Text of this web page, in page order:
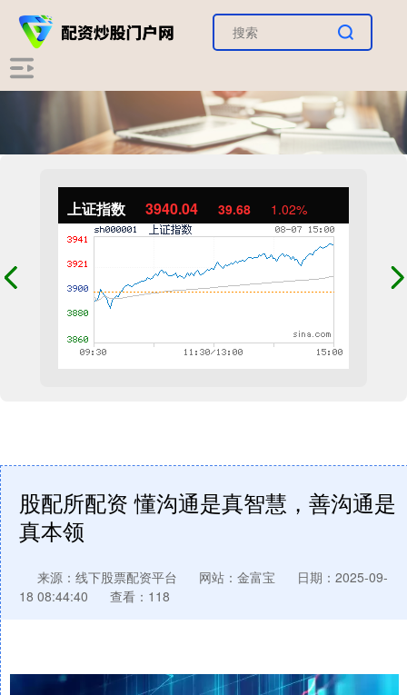
上证指数 3940.04 39.68 1.02%
股配所配资 懂沟通是真智慧，善沟通是
真本领
来源：线下股票配资平台 网站：金富宝
日期：2025-09-
18 08:44:40
查看：118